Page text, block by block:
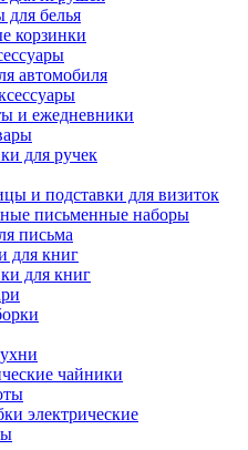
для белья
корзинки
автомобиля
и ежедневники
для ручек
и подставки для визиток
письменные наборы
письма
для книг
для книг
чайники
электрические